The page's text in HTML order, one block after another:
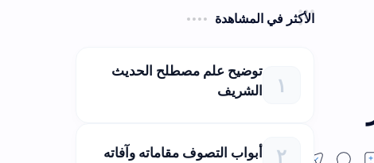
الأكثر في المشاهدة
توضيح علم مصطلح الحديث
الشريف
أبواب التصوف مقاماته وآفاته